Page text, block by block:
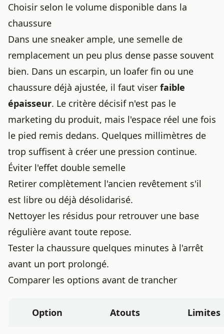
Choisir selon le volume disponible dans la
chaussure
Dans une sneaker ample, une semelle de
remplacement un peu plus dense passe souvent
bien. Dans un escarpin, un loafer fin ou une
chaussure déjà ajustée, il faut viser faible
épaisseur. Le critère décisif n'est pas le
marketing du produit, mais l'espace réel une fois
le pied remis dedans. Quelques millimètres de
trop suffisent à créer une pression continue.
Éviter l'effet double semelle
Retirer complètement l'ancien revêtement s'il
est libre ou déjà désolidarisé.
Nettoyer les résidus pour retrouver une base
régulière avant toute repose.
Tester la chaussure quelques minutes à l'arrêt
avant un port prolongé.
Comparer les options avant de trancher
Option Atouts Limites